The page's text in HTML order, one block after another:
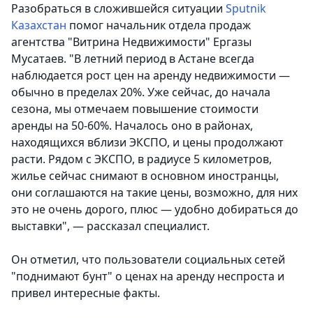
Разобраться в сложившейся ситуации Sputnik
Казахстан помог начальник отдела продаж
агентства "Витрина Недвижимости" Ергазы
Мусатаев. "В летний период в Астане всегда
наблюдается рост цен на аренду недвижимости —
обычно в пределах 20%. Уже сейчас, до начала
сезона, мы отмечаем повышение стоимости
аренды на 50-60%. Началось оно в районах,
находящихся вблизи ЭКСПО, и цены продолжают
расти. Рядом с ЭКСПО, в радиусе 5 километров,
жилье сейчас снимают в основном иностранцы,
они соглашаются на такие цены, возможно, для них
это не очень дорого, плюс — удобно добираться до
выставки", — рассказал специалист.
Он отметил, что пользователи социальных сетей
"поднимают бунт" о ценах на аренду неспроста и
привел интересные факты.